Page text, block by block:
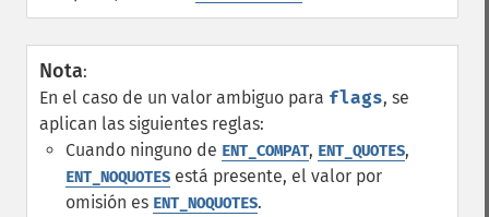
Nota:
En el caso de un valor ambiguo para flags, se
aplican las siguientes reglas:
Cuando ninguno de ENT_COMPAT, ENT_QUOTES,
ENT_NOQUOTES está presente, el valor por
omisión es ENT_NOQUOTES.